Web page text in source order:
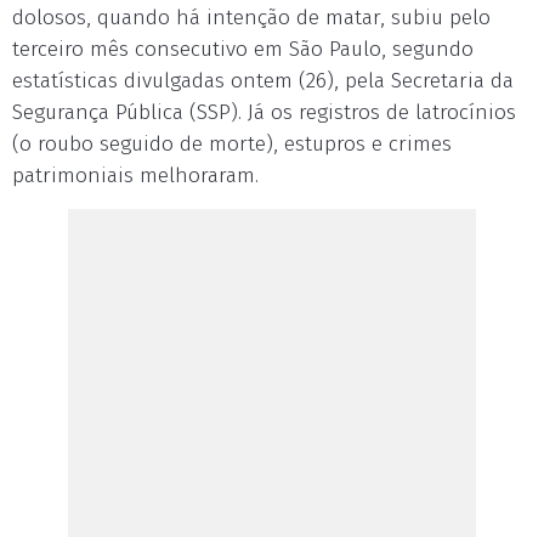
dolosos, quando há intenção de matar, subiu pelo
terceiro mês consecutivo em São Paulo, segundo
estatísticas divulgadas ontem (26), pela Secretaria da
Segurança Pública (SSP). Já os registros de latrocínios
(o roubo seguido de morte), estupros e crimes
patrimoniais melhoraram.